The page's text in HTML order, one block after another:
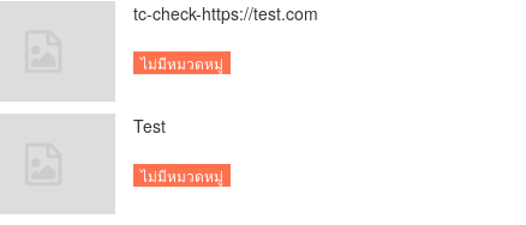
tc-check-https://test.com
ไม่มีหมวดหมู่
Test
ไม่มีหมวดหมู่